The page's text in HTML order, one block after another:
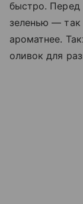
быстро. Перед
зеленью — так
ароматнее.
оливок для